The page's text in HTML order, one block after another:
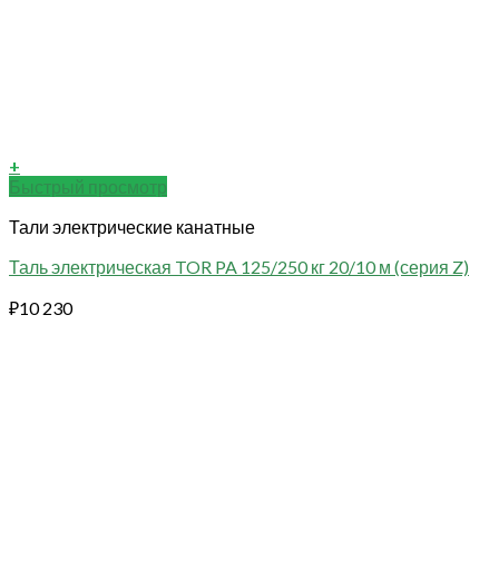
+
Быстрый просмотр
Тали электрические канатные
Таль электрическая TOR PA 125/250 кг 20/10 м (серия Z)
₽10 230